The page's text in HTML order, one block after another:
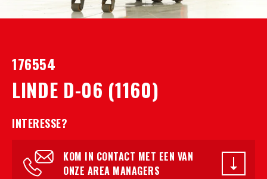
176554
LINDE D-06 (1160)
INTERESSE?
KOM IN CONTACT MET EEN VAN
ONZE AREA MANAGERS